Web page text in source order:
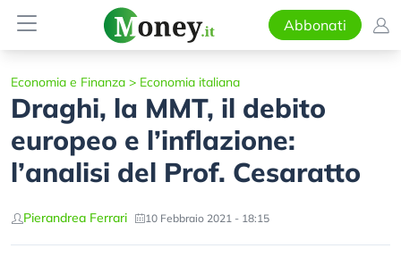
Abbonati
Economia e Finanza > Economia italiana
Draghi, la MMT, il debito
europeo e l’inflazione:
l’analisi del Prof. Cesaratto
Pierandrea Ferrari 10 Febbraio 2021 - 18:15